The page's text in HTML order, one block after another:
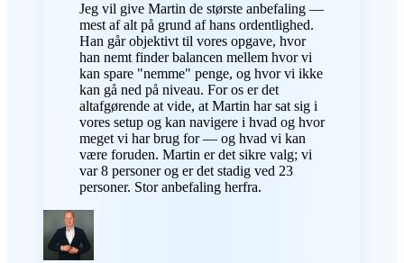
Jeg vil give Martin de største anbefaling —
mest af alt på grund af hans ordentlighed.
Han går objektivt til vores opgave, hvor
han nemt finder balancen mellem hvor vi
kan spare "nemme" penge, og hvor vi ikke
kan gå ned på niveau. For os er det
altafgørende at vide, at Martin har sat sig i
vores setup og kan navigere i hvad og hvor
meget vi har brug for — og hvad vi kan
være foruden. Martin er det sikre valg; vi
var 8 personer og er det stadig ved 23
personer. Stor anbefaling herfra.